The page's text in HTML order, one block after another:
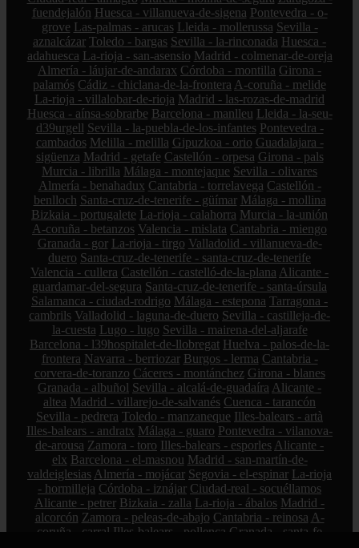
fuendejalón Huesca - villanueva-de-sigena Pontevedra - o-
grove Las-palmas - arucas Lleida - mollerussa Sevilla -
aznalcázar Toledo - bargas Sevilla - la-rinconada Huesca -
adahuesca La-rioja - san-asensio Madrid - colmenar-de-oreja
Almería - láujar-de-andarax Córdoba - montilla Girona -
palamós Cádiz - chiclana-de-la-frontera A-coruña - melide
La-rioja - villalobar-de-rioja Madrid - las-rozas-de-madrid
Huesca - aínsa-sobrarbe Barcelona - manlleu Lleida - la-seu-
d39urgell Sevilla - la-puebla-de-los-infantes Pontevedra -
cambados Melilla - melilla Gipuzkoa - orio Guadalajara -
sigüenza Madrid - getafe Castellón - orpesa Girona - pals
Murcia - librilla Málaga - montejaque Sevilla - olivares
Almería - benahadux Cantabria - torrelavega Castellón -
benlloch Santa-cruz-de-tenerife - güímar Málaga - mollina
Bizkaia - portugalete La-rioja - calahorra Murcia - la-unión
A-coruña - betanzos Valencia - mislata Cantabria - miengo
Granada - gor La-rioja - tirgo Valladolid - villanueva-de-
duero Santa-cruz-de-tenerife - santa-cruz-de-tenerife
Valencia - cullera Castellón - castelló-de-la-plana Alicante -
guardamar-del-segura Santa-cruz-de-tenerife - santa-úrsula
Salamanca - ciudad-rodrigo Málaga - estepona Tarragona -
cambrils Valladolid - laguna-de-duero Sevilla - castilleja-de-
la-cuesta Lugo - lugo Sevilla - mairena-del-aljarafe
Barcelona - l39hospitalet-de-llobregat Huelva - palos-de-la-
frontera Navarra - berriozar Burgos - lerma Cantabria -
corvera-de-toranzo Cáceres - montánchez Girona - blanes
Granada - albuñol Sevilla - alcalá-de-guadaíra Alicante -
altea Madrid - villarejo-de-salvanés Cuenca - tarancón
Sevilla - pedrera Toledo - manzaneque Illes-balears - artà
Illes-balears - andratx Málaga - guaro Pontevedra - vilanova-
de-arousa Zamora - toro Illes-balears - esporles Alicante -
elx Barcelona - el-masnou Madrid - san-martín-de-
valdeiglesias Almería - mojácar Segovia - el-espinar La-rioja
- hormilleja Córdoba - iznájar Ciudad-real - socuéllamos
Alicante - petrer Bizkaia - zalla La-rioja - ábalos Madrid -
alcorcón Zamora - peleas-de-abajo Cantabria - reinosa A-
coruña - carral Illes-balears - pollença Granada - santa-fe